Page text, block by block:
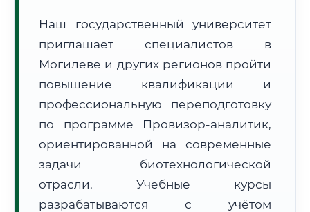
Почтовые индексы:
Часовой пояс:
UTC+3
Формат учебы:
Дистанционно
🗺️ Зона обслуживания: г. Могилев
Наш государственный университет
приглашает специалистов в
Могилеве и других регионов пройти
повышение квалификации и
профессиональную переподготовку
по программе Провизор-аналитик,
ориентированной на современные
задачи биотехнологической
отрасли. Учебные курсы
разрабатываются с учётом